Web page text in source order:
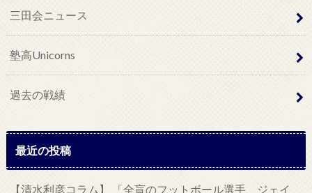
三田会ニュース
塾高Unicorns
過去の戦績
最近の投稿
【清水利彦コラム】 「全盲のフットボール選手、ジェイ